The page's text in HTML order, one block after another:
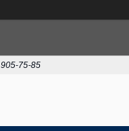
75-85